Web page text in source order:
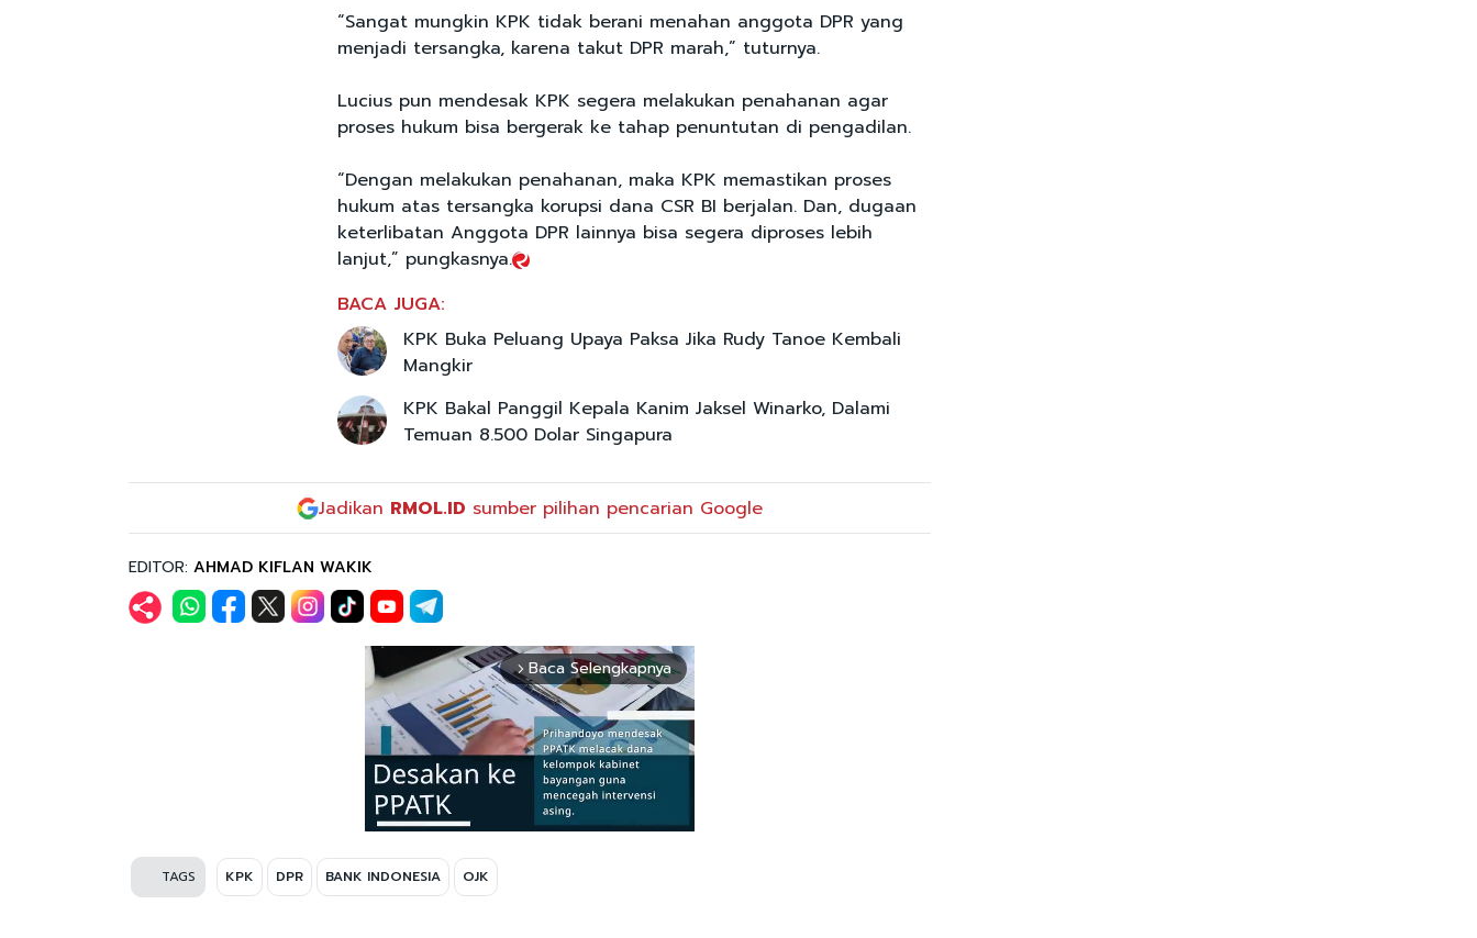
“Sangat mungkin KPK tidak berani menahan anggota DPR yang
menjadi tersangka, karena takut DPR marah,” tuturnya.
Lucius pun mendesak KPK segera melakukan penahanan agar
proses hukum bisa bergerak ke tahap penuntutan di pengadilan.
“Dengan melakukan penahanan, maka KPK memastikan proses
hukum atas tersangka korupsi dana CSR BI berjalan. Dan, dugaan
keterlibatan Anggota DPR lainnya bisa segera diproses lebih
lanjut,” pungkasnya.
BACA JUGA:
KPK Buka Peluang Upaya Paksa Jika Rudy Tanoe Kembali
Mangkir
KPK Bakal Panggil Kepala Kanim Jaksel Winarko, Dalami
Temuan 8.500 Dolar Singapura
Jadikan RMOL.ID sumber pilihan pencarian Google
EDITOR: AHMAD KIFLAN WAKIK
arrow_forward_ios Baca Selengkapnya
TAGS KPK DPR BANK INDONESIA OJK